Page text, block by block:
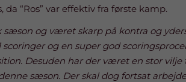
“Ros” var effektiv fra første kamp.
sæson og været skarp på kontra og
og en super god
Desuden har der været en stor vilje
sæson. Der skal dog fortsat